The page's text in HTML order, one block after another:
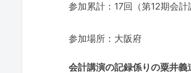
参加累計：17回（第12期会計
参加場所：大阪府
会計講演の記録係りの粟井